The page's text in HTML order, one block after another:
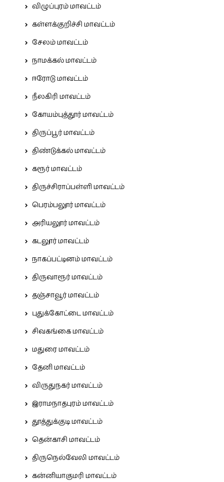
விழுப்புரம் மாவட்டம்
கள்ளக்குறிச்சி மாவட்டம்
சேலம் மாவட்டம்
நாமக்கல் மாவட்டம்
ஈரோடு மாவட்டம்
நீலகிரி மாவட்டம்
கோயம்புத்தூர் மாவட்டம்
திருப்பூர் மாவட்டம்
திண்டுக்கல் மாவட்டம்
கரூர் மாவட்டம்
திருச்சிராப்பள்ளி மாவட்டம்
பெரம்பலூர் மாவட்டம்
அரியலூர் மாவட்டம்
கடலூர் மாவட்டம்
நாகப்பட்டினம் மாவட்டம்
திருவாரூர் மாவட்டம்
தஞ்சாவூர் மாவட்டம்
புதுக்கோட்டை மாவட்டம்
சிவகங்கை மாவட்டம்
மதுரை மாவட்டம்
தேனி மாவட்டம்
விருதுநகர் மாவட்டம்
இராமநாதபுரம் மாவட்டம்
தூத்துக்குடி மாவட்டம்
தென்காசி மாவட்டம்
திருநெல்வேலி மாவட்டம்
கன்னியாகுமரி மாவட்டம்